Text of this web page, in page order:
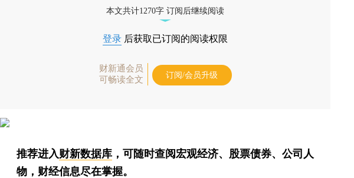
本文共计1270字 订阅后继续阅读
登录 后获取已订阅的阅读权限
财新通会员
可畅读全文
订阅/会员升级
推荐进入财新数据库 ，可随时查阅宏观经济、股票债券、公司人
物，财经信息尽在掌握。